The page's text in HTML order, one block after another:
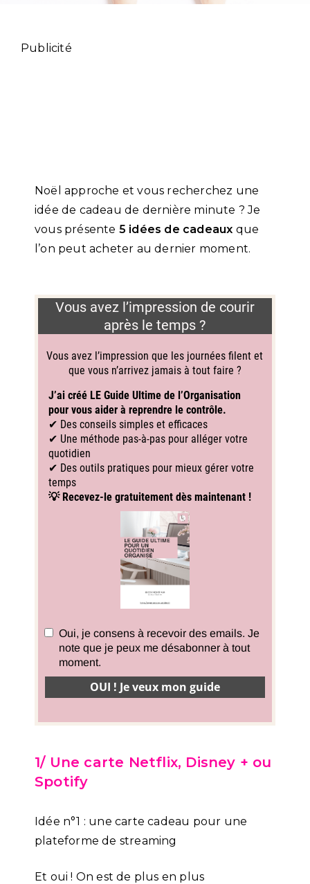
Publicité
Noël approche et vous recherchez une
idée de cadeau de dernière minute ? Je
vous présente 5 idées de cadeaux que
l’on peut acheter au dernier moment.
1/ Une carte Netflix, Disney + ou
Spotify
Idée n°1 : une carte cadeau pour une
plateforme de streaming
Et oui ! On est de plus en plus